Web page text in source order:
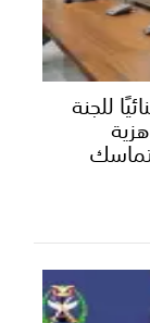
للجنة
تماسك